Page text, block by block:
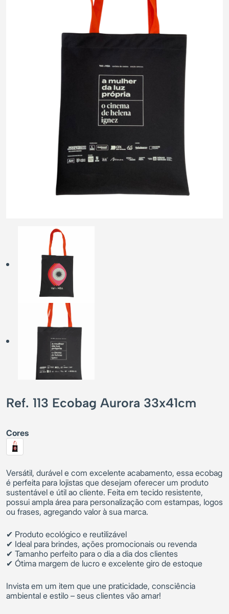
Ref. 113 Ecobag Aurora 33x41cm
Cores
Versátil, durável e com excelente acabamento, essa ecobag
é perfeita para lojistas que desejam oferecer um produto
sustentável e útil ao cliente. Feita em tecido resistente,
possui ampla área para personalização com estampas, logos
ou frases, agregando valor à sua marca.
✔ Produto ecológico e reutilizável
✔ Ideal para brindes, ações promocionais ou revenda
✔ Tamanho perfeito para o dia a dia dos clientes
✔ Ótima margem de lucro e excelente giro de estoque
Invista em um item que une praticidade, consciência
ambiental e estilo – seus clientes vão amar!